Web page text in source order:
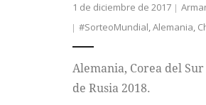
1 de diciembre de 2017
#SorteoMundial,Alemania,
Alemania, Corea del
de Rusia 2018.